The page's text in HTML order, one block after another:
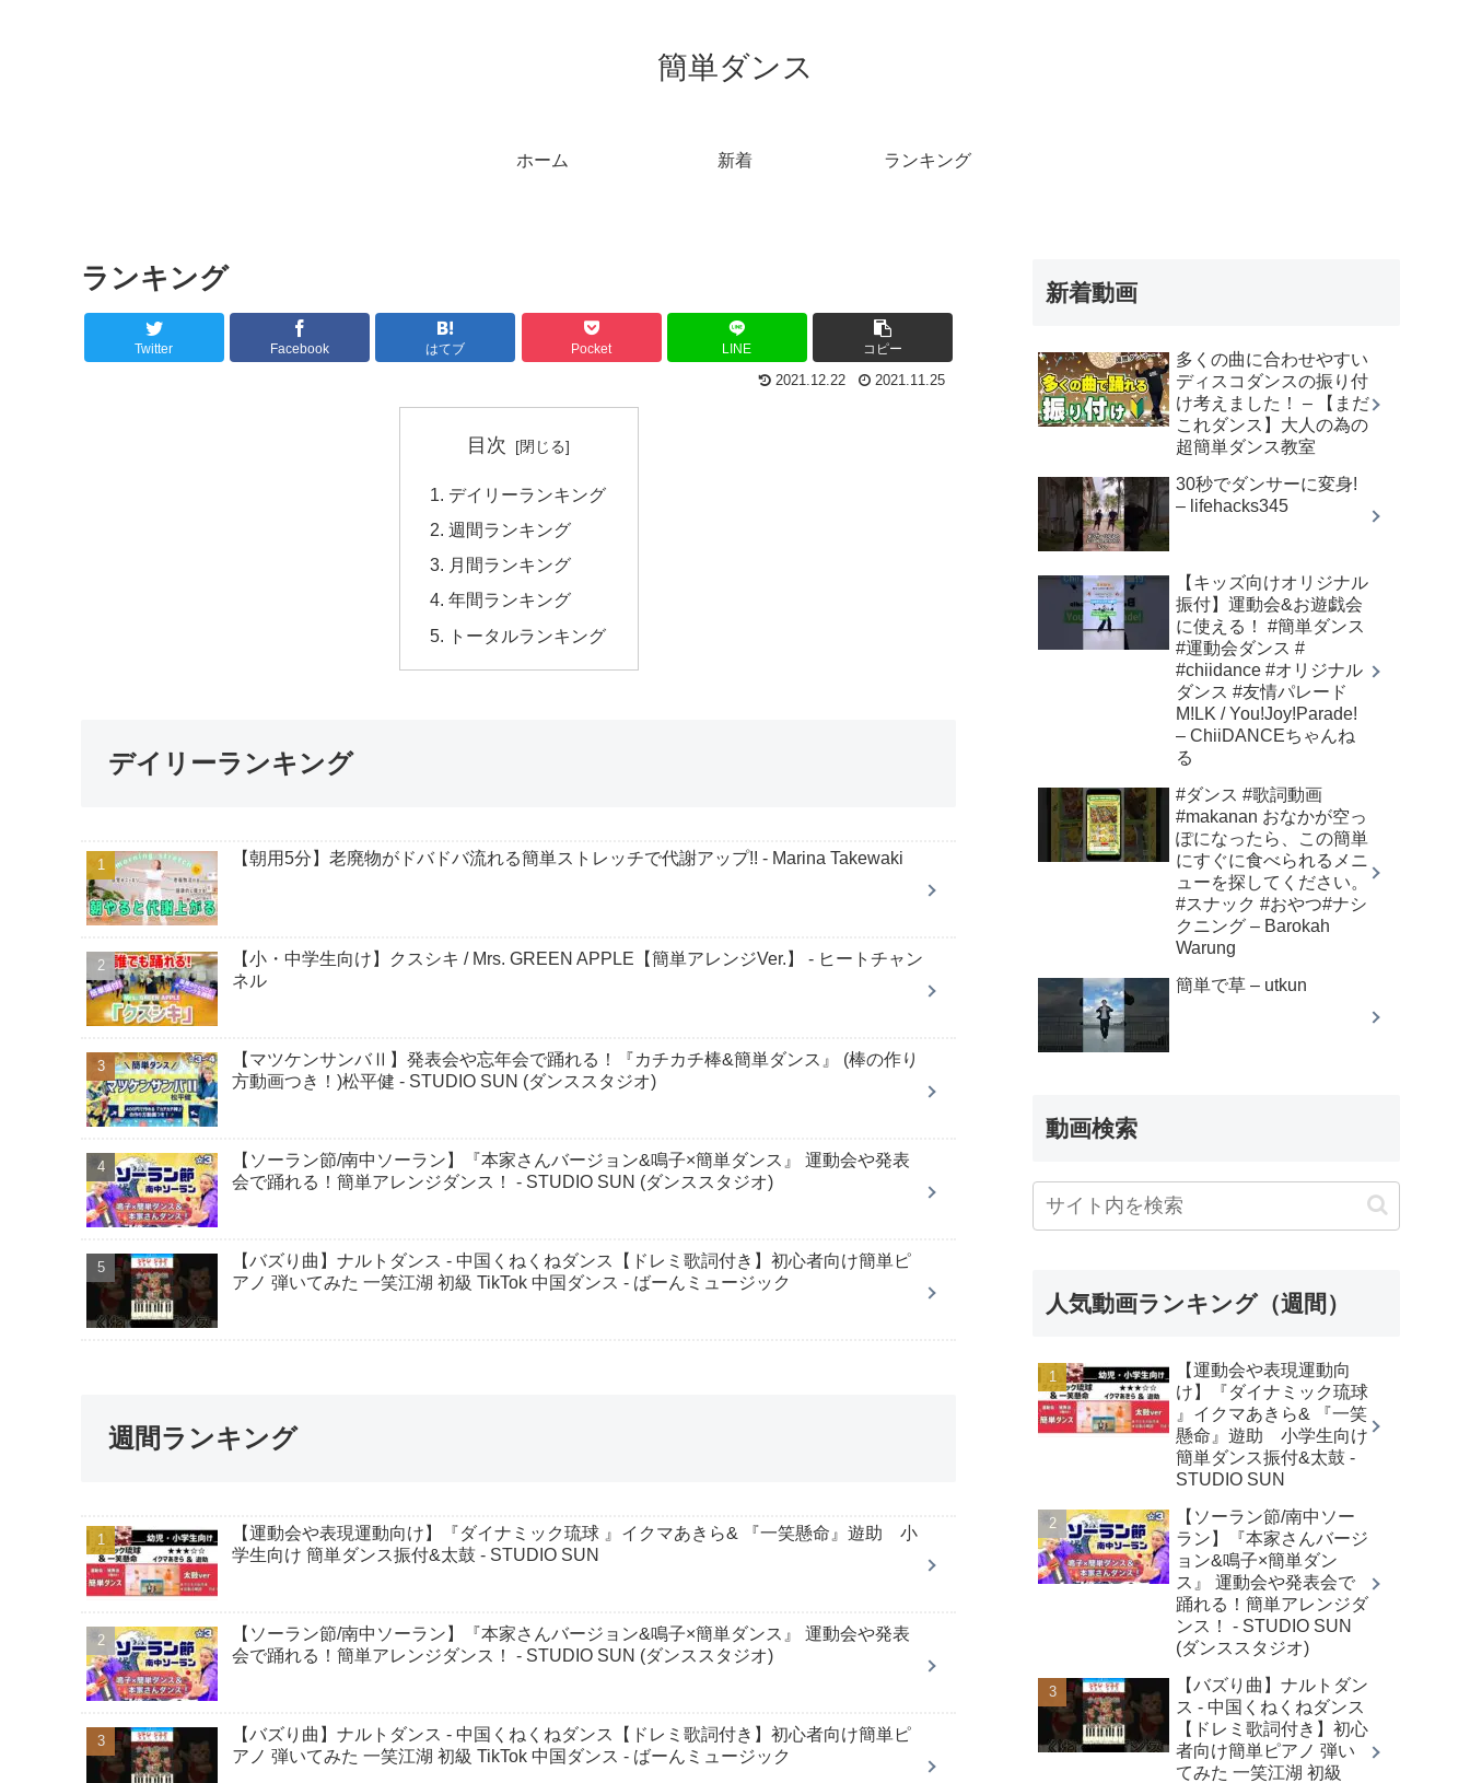
簡単ダンス
ホーム 新着 ランキング
ランキング
Twitter Facebook はてブ Pocket LINE コピー
2021.12.22 2021.11.25
目次
デイリーランキング
週間ランキング
月間ランキング
年間ランキング
トータルランキング
デイリーランキング
【朝用5分】老廃物がドバドバ流れる簡単ストレッチで代謝アップ!! - Marina Takewaki
【小・中学生向け】クスシキ / Mrs. GREEN APPLE【簡単アレンジVer.】 - ヒートチャン
ネル
【マツケンサンバⅡ】発表会や忘年会で踊れる！『カチカチ棒&簡単ダンス』 (棒の作り
方動画つき！)松平健 - STUDIO SUN (ダンススタジオ)
【ソーラン節/南中ソーラン】『本家さんバージョン&鳴子×簡単ダンス』 運動会や発表
会で踊れる！簡単アレンジダンス！ - STUDIO SUN (ダンススタジオ)
【バズり曲】ナルトダンス - 中国くねくねダンス【ドレミ歌詞付き】初心者向け簡単ピ
アノ 弾いてみた 一笑江湖 初級 TikTok 中国ダンス - ばーんミュージック
週間ランキング
【運動会や表現運動向け】『ダイナミック琉球 』イクマあきら& 『一笑懸命』遊助 小
学生向け 簡単ダンス振付&太鼓 - STUDIO SUN
【ソーラン節/南中ソーラン】『本家さんバージョン&鳴子×簡単ダンス』 運動会や発表
会で踊れる！簡単アレンジダンス！ - STUDIO SUN (ダンススタジオ)
【バズり曲】ナルトダンス - 中国くねくねダンス【ドレミ歌詞付き】初心者向け簡単ピ
アノ 弾いてみた 一笑江湖 初級 TikTok 中国ダンス - ばーんミュージック
新着動画
多くの曲に合わせやすい
ディスコダンスの振り付
け考えました！ – 【まだ
これダンス】大人の為の
超簡単ダンス教室
30秒でダンサーに変身!
– lifehacks345
【キッズ向けオリジナル
振付】運動会&お遊戯会
に使える！ #簡単ダンス
#運動会ダンス #
#chiidance #オリジナル
ダンス #友情パレード
M!LK / You!Joy!Parade!
– ChiiDANCEちゃんね
る
#ダンス #歌詞動画
#makanan おなかが空っ
ぽになったら、この簡単
にすぐに食べられるメニ
ューを探してください。
#スナック #おやつ#ナシ
クニング – Barokah
Warung
簡単で草 – utkun
動画検索
人気動画ランキング（週間）
【運動会や表現運動向
け】『ダイナミック琉球
』イクマあきら& 『一笑
懸命』遊助 小学生向け
簡単ダンス振付&太鼓 -
STUDIO SUN
【ソーラン節/南中ソー
ラン】『本家さんバージ
ョン&鳴子×簡単ダン
ス』 運動会や発表会で
踊れる！簡単アレンジダ
ンス！ - STUDIO SUN
(ダンススタジオ)
【バズり曲】ナルトダン
ス - 中国くねくねダンス
【ドレミ歌詞付き】初心
者向け簡単ピアノ 弾い
てみた 一笑江湖 初級